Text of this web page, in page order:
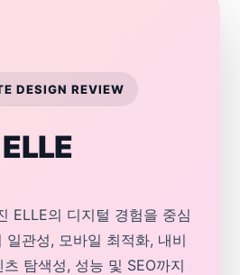
DESIGN REVIEW
ELLE
ELLE의 디지털 경험을 중심
일관성, 모바일 최적화, 내비
탐색성, 성능 및 SEO까지